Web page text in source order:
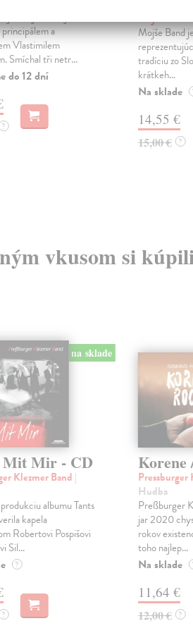
a
Vlastimilem
Smíchal tři netr...
do 12 dní
?
Mojše Band
Mojše Band
tradíciu zo
krátkeh...
Na sklade
14,55 €
15,00 € ?
vkusom si
na sklade
Mit Mir - CD
Klezmer Band |
albumu Tants
kapela
Robertovi Pospišovi
Sil...
?
?
Korene
Pressburger
Hudba
Preßburger
jar 2020
rokov
toho najlep...
Na sklade
11,64 €
12,00 € ?